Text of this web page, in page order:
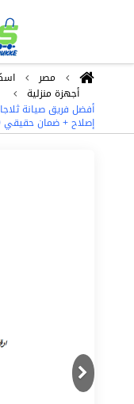
مصر
أجهزة منزلية
أفضل فريق صيانة
إصلاح + ضمان حقيقي 01154008110
Previous